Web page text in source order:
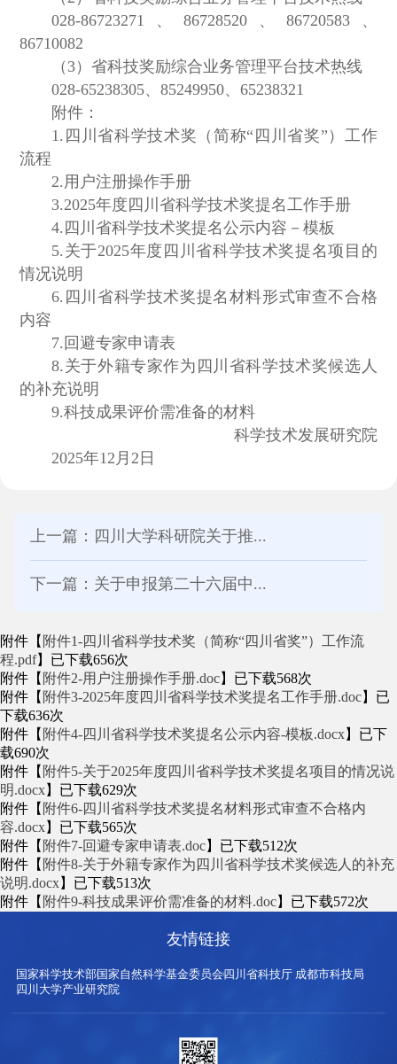
028-86723271、86728520、86720583、
86710082
（3）省科技奖励综合业务管理平台技术热线
028-65238305、85249950、65238321
附件：
1.四川省科学技术奖（简称“四川省奖”）工作
流程
2.用户注册操作手册
3.2025年度四川省科学技术奖提名工作手册
4.四川省科学技术奖提名公示内容－模板
5.关于2025年度四川省科学技术奖提名项目的
情况说明
6.四川省科学技术奖提名材料形式审查不合格
内容
7.回避专家申请表
8.关于外籍专家作为四川省科学技术奖候选人
的补充说明
9.科技成果评价需准备的材料
科学技术发展研究院
2025年12月2日
上一篇：四川大学科研院关于推...
下一篇：关于申报第二十六届中...
附件【 附件1-四川省科学技术奖（简称“四川省奖”）工作流
程.pdf】已下载656次
附件【 附件2-用户注册操作手册.doc】已下载568次
附件【 附件3-2025年度四川省科学技术奖提名工作手册.doc】已
下载636次
附件【 附件4-四川省科学技术奖提名公示内容-模板.docx】已下
载690次
附件【 附件5-关于2025年度四川省科学技术奖提名项目的情况说
明.docx】已下载629次
附件【 附件6-四川省科学技术奖提名材料形式审查不合格内
容.docx】已下载565次
附件【 附件7-回避专家申请表.doc】已下载512次
附件【 附件8-关于外籍专家作为四川省科学技术奖候选人的补充
说明.docx】已下载513次
附件【 附件9-科技成果评价需准备的材料.doc】已下载572次
友情链接
国家科学技术部国家自然科学基金委员会四川省科技厅 成都市科技局
四川大学产业研究院